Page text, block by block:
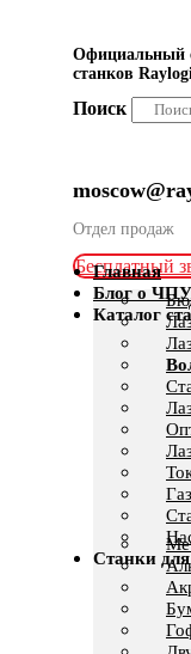
Официальный
станков
Поиск
Отдел продаж
Бесплатный
Главная
Блог о ЧПУ
Каталог
Станки